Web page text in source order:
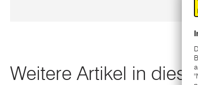
Weitere Artikel in